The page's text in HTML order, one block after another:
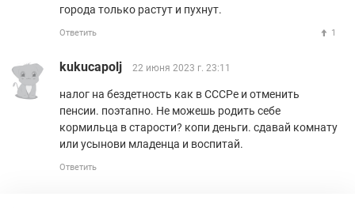
города только растут и пухнут.
Ответить 1
kukucapolj 22 июня 2023 г. 23:11
налог на бездетность как в СССРе и отменить
пенсии. поэтапно. Не можешь родить себе
кормильца в старости? копи деньги. сдавай комнату
или усынови младенца и воспитай.
Ответить